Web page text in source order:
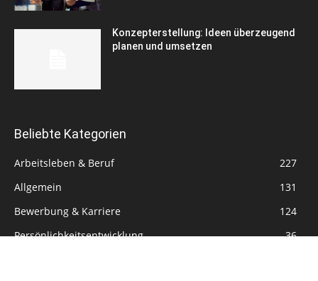
Konzepterstellung: Ideen überzeugend
planen und umsetzen
Beliebte Kategorien
Arbeitsleben & Beruf
227
Allgemein
131
Bewerbung & Karriere
124
Persönlichkeitsentwicklung
36